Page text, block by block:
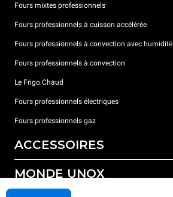
Fours mixtes professionnels
Fours professionnels à cuisson accélérée
Fours professionnels à convection avec humidité
Fours professionnels à convection
Le Frigo Chaud
Fours professionnels électriques
Fours professionnels gaz
ACCESSOIRES
Tous les accessoires
Détergents pour lavage automatique
MONDE UNOX